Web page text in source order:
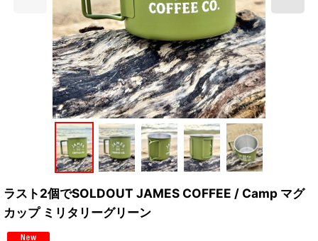
ラスト2個でSOLDOUT JAMES COFFEE / Camp マグ
カップ ミリタリーグリーン